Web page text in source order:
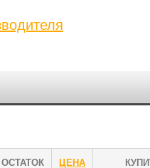
ОСТАТОК ЦЕНА